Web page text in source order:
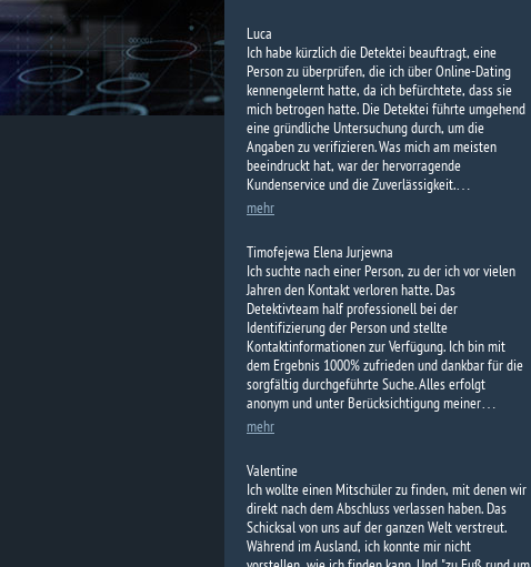
Luca
Ich habe kürzlich die Detektei beauftragt, eine
Person zu überprüfen, die ich über Online-Dating
kennengelernt hatte, da ich befürchtete, dass sie
mich betrogen hatte. Die Detektei führte umgehend
eine gründliche Untersuchung durch, um die
Angaben zu verifizieren. Was mich am meisten
beeindruckt hat, war der hervorragende
Kundenservice und die Zuverlässigkeit.…
mehr
Timofejewa Elena Jurjewna
Ich suchte nach einer Person, zu der ich vor vielen
Jahren den Kontakt verloren hatte. Das
Detektivteam half professionell bei der
Identifizierung der Person und stellte
Kontaktinformationen zur Verfügung. Ich bin mit
dem Ergebnis 1000% zufrieden und dankbar für die
sorgfältig durchgeführte Suche. Alles erfolgt
anonym und unter Berücksichtigung meiner…
mehr
Valentine
Ich wollte einen Mitschüler zu finden, mit denen wir
direkt nach dem Abschluss verlassen haben. Das
Schicksal von uns auf der ganzen Welt verstreut.
Während im Ausland, ich konnte mir nicht